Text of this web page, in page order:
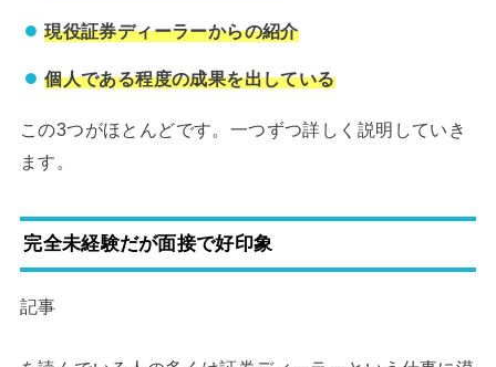
現役証券ディーラーからの紹介
個人である程度の成果を出している
この3つがほとんどです。一つずつ詳しく説明していき
ます。
完全未経験だが面接で好印象
記事